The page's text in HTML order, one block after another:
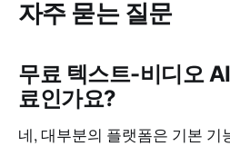
자주 묻는 질문
무료 텍스트-비디오
료인가요?
네, 대부분의 플랫폼은 기본 기